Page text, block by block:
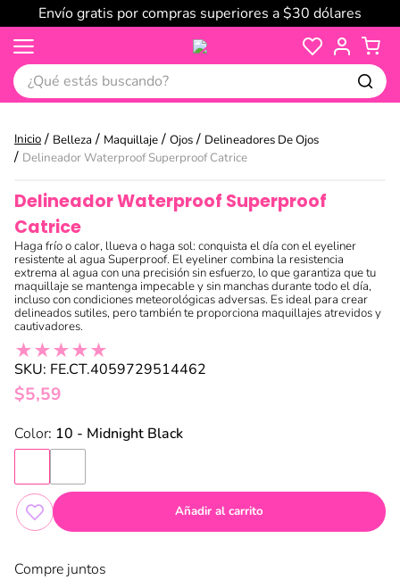
Envío gratis por compras superiores a $30 dólares
¿Qué estás buscando?
Belleza Maquillaje Ojos
Delineadores De Ojos
Delineador Waterproof Superproof Catrice
Delineador Waterproof Superproof
Catrice
Haga frío o calor, llueva o haga sol: conquista el día con el eyeliner
resistente al agua Superproof. El eyeliner combina la resistencia
extrema al agua con una precisión sin esfuerzo, lo que garantiza que tu
maquillaje se mantenga impecable y sin manchas durante todo el día,
incluso con condiciones meteorológicas adversas. Es ideal para crear
delineados sutiles, pero también te proporciona maquillajes atrevidos y
cautivadores.
★★★★★
SKU: FE.CT.4059729514462
$5,59
: 10 - Midnight Black
Añadir al carrito
Compre juntos